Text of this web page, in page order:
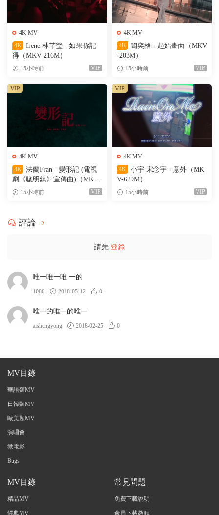
4K MV
4K
Irene 林芊瑩 - 如果你記
得（MKV-216M）
15小時前 VIP
4K MV
4K
閻奕格 - 起始畫面（MKV
-203M）
15小時前 VIP
4K MV
4K
法蘭Fran - 變形記 (電視
劇《聰明鎮》宣傳曲)（MKV-
205M）
15小時前 VIP
VIP
4K MV
4K
小宇 宋念宇 - 意外（MK
V-629M）
15小時前 VIP
VIP
評論 2
請先 登錄
唯一唯一唯 一的
1080 2018-05-12 0
唯一的唯一的唯一
aishengyong 2018-02-25 0
MV目錄
華語類MV
日韓類MV
歐美類MV
演唱會
微電影
Bugs
MV目錄
精品MV
經典MV
常見問題
免費下載說明
會員下載教程